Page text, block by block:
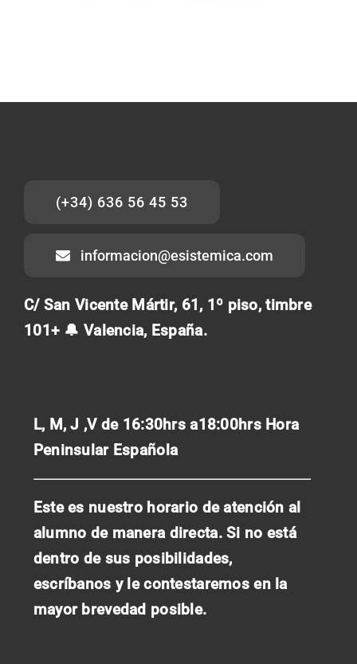
(+34) 636 56 45 53
informacion@esistemica.com
C/ San Vicente Mártir, 61, 1º piso, timbre
101+ 🔔 Valencia, España.
L, M, J ,V de 16:30hrs a18:00hrs Hora
Peninsular Española
Este es nuestro horario de atención al
alumno de manera directa. Si no está
dentro de sus posibilidades,
escríbanos y le contestaremos en la
mayor brevedad posible.